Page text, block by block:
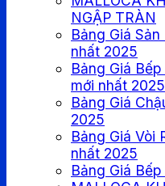
NGẬP TRÀN
Bảng Giá
nhất 2025
Bảng Giá
mới nhất 2025
Bảng Giá
2025
Bảng Giá Vòi
nhất 2025
Bảng Giá